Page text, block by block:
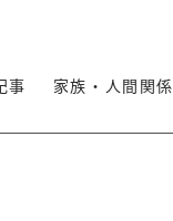
事 家族・人間関係